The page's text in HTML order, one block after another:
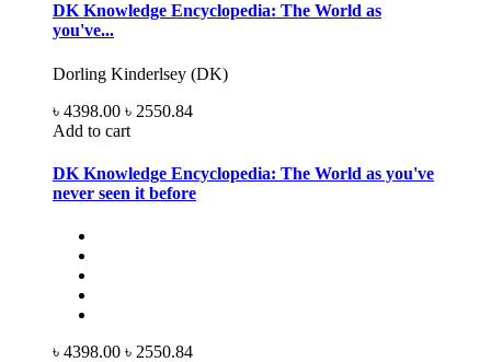
DK Knowledge Encyclopedia: The World as
you've...
Dorling Kinderlsey (DK)
৳ 4398.00 ৳ 2550.84
Add to cart
DK Knowledge Encyclopedia: The World as you've
never seen it before
৳ 4398.00 ৳ 2550.84